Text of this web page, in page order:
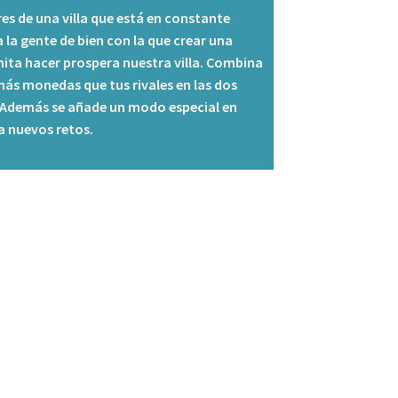
de una villa que está en constante
gente de bien con la que crear una
hacer prospera nuestra villa. Combina
monedas que tus rivales en las dos
se añade un modo especial en
nuevos retos.